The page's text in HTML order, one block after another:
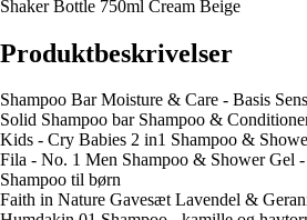
Shaker Bottle 750ml Cream Beige
Produktbeskrivelser
Shampoo Bar Moisture & Care - Basis
Solid Shampoo bar Shampoo &
Kids - Cry Babies 2 in1 Shampoo &
Fila - No. 1 Men Shampoo & Shower Gel
Shampoo til børn
Faith in Nature Gavesæt Lavendel &